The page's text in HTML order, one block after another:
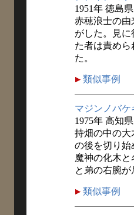
1951年 徳島県
赤穂浪士の由
がした。見
た者は責め
た。
類似事例
マジンノバケ
1975年 高知県
持畑の中の大
の後を切り始
魔神の化木
と弟の右腕が
類似事例